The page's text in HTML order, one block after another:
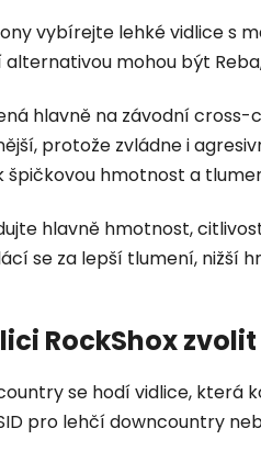
vybírejte lehké vidlice s
alternativou mohou být
hlavně na závodní
protože zvládne i
špičkovou hmotnost a
hlavně hmotnost,
se za lepší tlumení, nižší
RockShox
se hodí vidlice, která
pro lehčí downcountry